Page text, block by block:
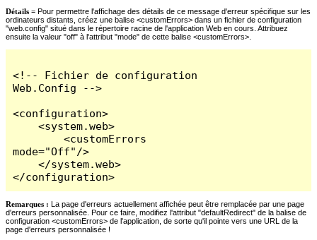
Détails = Pour permettre l'affichage des détails de ce message d'erreur spécifique sur les
ordinateurs distants, créez une balise <customErrors> dans un fichier de configuration
"web.config" situé dans le répertoire racine de l'application Web en cours. Attribuez
ensuite la valeur "off" à l'attribut "mode" de cette balise <customErrors>.
<!-- Fichier de configuration
Web.Config -->
<configuration>
    <system.web>
        <customErrors
mode="Off"/>
    </system.web>
</configuration>
Remarques : La page d'erreurs actuellement affichée peut être remplacée par une page
d'erreurs personnalisée. Pour ce faire, modifiez l'attribut "defaultRedirect" de la balise de
configuration <customErrors> de l'application, de sorte qu'il pointe vers une URL de la
page d'erreurs personnalisée !